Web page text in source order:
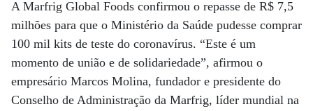
A Marfrig Global Foods confirmou o repasse de R$ 7,5
milhões para que o Ministério da Saúde pudesse comprar
100 mil kits de teste do coronavírus. “Este é um
momento de união e de solidariedade”, afirmou o
empresário Marcos Molina, fundador e presidente do
Conselho de Administração da Marfrig, líder mundial na